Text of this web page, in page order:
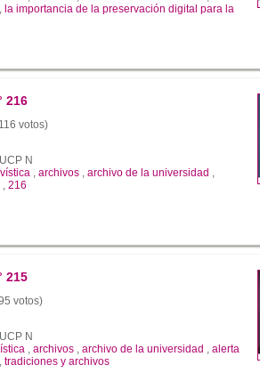
, la importancia de la preservación digital para la
216
votos)
N
, archivos , archivo de la universidad ,
, 216
215
votos)
N
, archivos , archivo de la universidad , alerta
, tradiciones y archivos